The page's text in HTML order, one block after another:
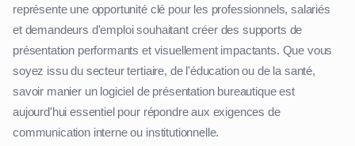
représente une opportunité clé pour les professionnels, salariés
et demandeurs d'emploi souhaitant créer des supports de
présentation performants et visuellement impactants. Que vous
soyez issu du secteur tertiaire, de l'éducation ou de la santé,
savoir manier un logiciel de présentation bureautique est
aujourd'hui essentiel pour répondre aux exigences de
communication interne ou institutionnelle.